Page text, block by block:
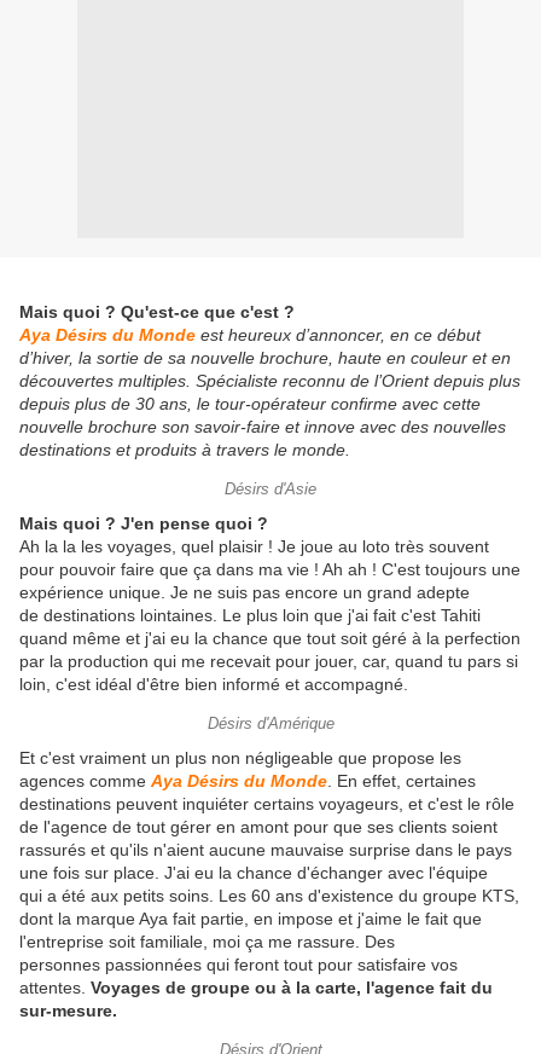
Mais quoi ? Qu'est-ce que c'est ?
Aya Désirs du Monde est heureux d’annoncer, en ce début
d’hiver, la sortie de sa nouvelle brochure, haute en couleur et en
découvertes multiples. Spécialiste reconnu de l’Orient depuis plus
depuis plus de 30 ans, le tour-opérateur confirme avec cette
nouvelle brochure son savoir-faire et innove avec des nouvelles
destinations et produits à travers le monde.
Désirs d'Asie
Mais quoi ? J'en pense quoi ?
Ah la la les voyages, quel plaisir ! Je joue au loto très souvent
pour pouvoir faire que ça dans ma vie ! Ah ah ! C'est toujours une
expérience unique. Je ne suis pas encore un grand adepte
de destinations lointaines. Le plus loin que j'ai fait c'est Tahiti
quand même et j'ai eu la chance que tout soit géré à la perfection
par la production qui me recevait pour jouer, car, quand tu pars si
loin, c'est idéal d'être bien informé et accompagné.
Désirs d'Amérique
Et c'est vraiment un plus non négligeable que propose les
agences comme Aya Désirs du Monde . En effet, certaines
destinations peuvent inquiéter certains voyageurs, et c'est le rôle
de l'agence de tout gérer en amont pour que ses clients soient
rassurés et qu'ils n'aient aucune mauvaise surprise dans le pays
une fois sur place. J'ai eu la chance d'échanger avec l'équipe
qui a été aux petits soins. Les 60 ans d'existence du groupe KTS,
dont la marque Aya fait partie, en impose et j'aime le fait que
l'entreprise soit familiale, moi ça me rassure. Des
personnes passionnées qui feront tout pour satisfaire vos
attentes. Voyages de groupe ou à la carte, l'agence fait du
sur-mesure.
Désirs d'Orient